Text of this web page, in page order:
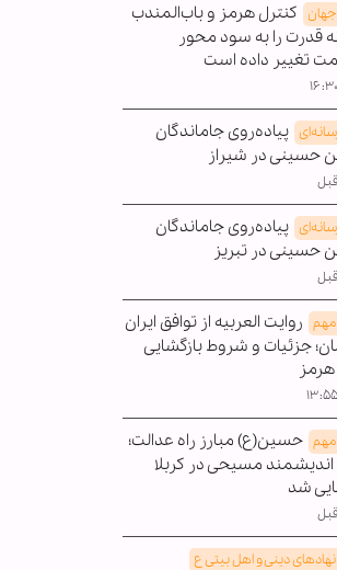
جهان کنترل هرمز و باب‌المندب
قدرت را به سود محور
تغییر داده است
پیاده‌روی جاماندگان
حسینی در شیراز
پیاده‌روی جاماندگان
حسینی در تبریز
مهم روایت العربیه از توافق ایران
جزئیات و شروط بازگشایی
مهم حسین(ع) مبارز راه عدالت؛
اندیشمند مسیحی در کربلا
شد
نهادهای دینی و اهل بیتی ع